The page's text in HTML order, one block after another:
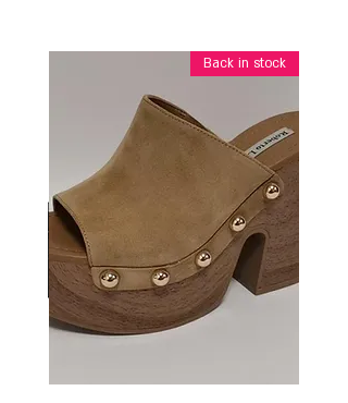
Back in stock